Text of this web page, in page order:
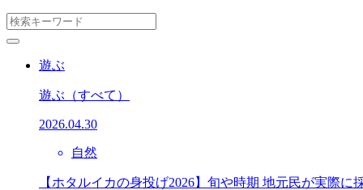
遊ぶ
遊ぶ （すべて）
2026.04.30
自然
【ホタルイカの身投げ2026】旬や時期 地元民が実際に